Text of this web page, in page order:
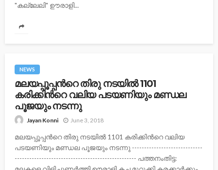
"കല്ലേലി" ഊരാളി...
NEWS
മലയപ്പൂപ്പന്‍റെ തിരു നടയില്‍ 1101
കരിക്കിന്‍റെ വലിയ പടയണിയും മണ്ഡല
പൂജയും നടന്നു
Jayan Konni June 3, 2018
മലയപ്പൂപ്പന്‍റെ തിരു നടയില്‍ 1101 കരിക്കിന്‍റെ വലിയ
പടയണിയും മണ്ഡല പൂജയും നടന്നു -----------------------------
-------------------------------------------------- പത്തനംതിട്ട: